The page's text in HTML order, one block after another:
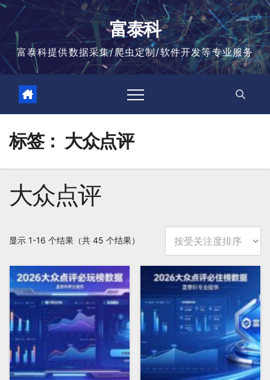
跳
富泰科
富泰科提供数据采集/爬虫定制/软件开发等专业服务
标签： 大众点评
大众点评
显示 1-16 个结果（共 45 个结果）
平
评